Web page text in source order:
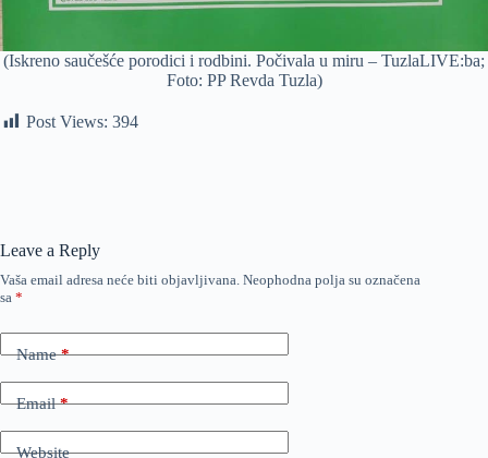
(Iskreno saučešće porodici i rodbini. Počivala u miru – TuzlaLIVE:ba;
Foto: PP Revda Tuzla)
Post Views: 394
Leave a Reply
Vaša email adresa neće biti objavljivana. Neophodna polja su označena
sa *
Name*
Email*
Website